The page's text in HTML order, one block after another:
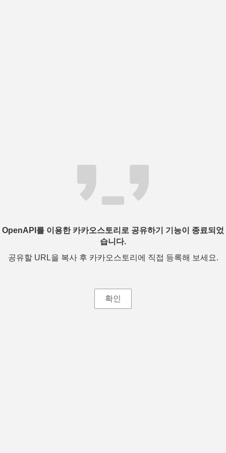
OpenAPI를 이용한 카카오스토리로 공유하기 기능이 종료되었
습니다.
공유할 URL을 복사 후 카카오스토리에 직접 등록해 보세요.
확인